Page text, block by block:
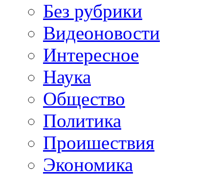
Без рубрики
Видеоновости
Интересное
Наука
Общество
Политика
Проишествия
Экономика